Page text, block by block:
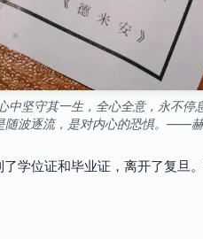
坚守其一生，全心全意，永不停
波逐流，是对内心的恐惧。——赫
学位证和毕业证，离开了复旦